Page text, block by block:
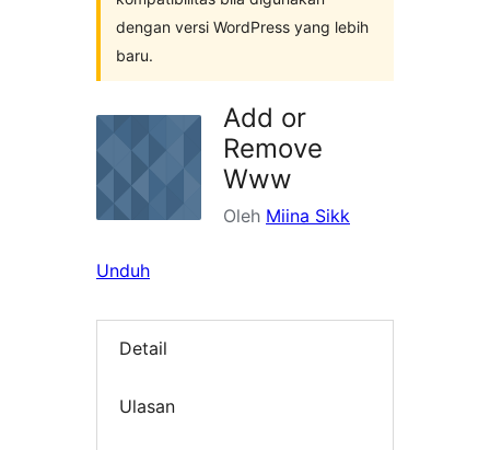
dengan versi WordPress yang lebih
baru.
Add or
Remove
Www
Oleh Miina Sikk
Unduh
Detail
Ulasan